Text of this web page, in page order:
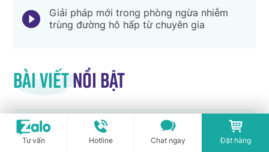
Giải pháp mới trong phòng ngừa nhiễm
trùng đường hô hấp từ chuyên gia
Bài viếtnổi bật
[THÔNG BÁO] LỊCH NGHỈ DU
LỊCH HÈ 2026 – INNOCARE
PHARMA
Tư vấn Hotline Chat ngay Đặt hàng